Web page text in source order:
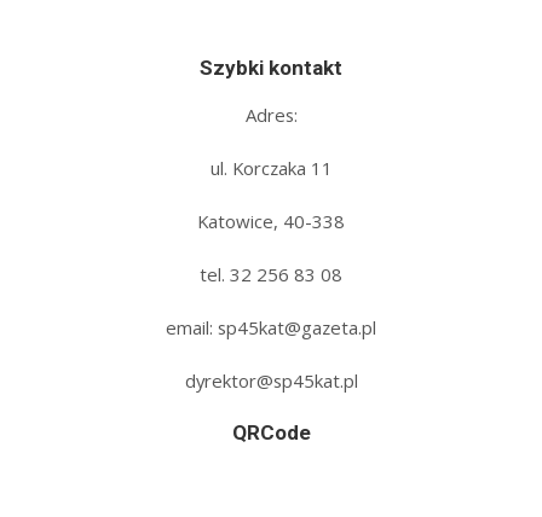
Szybki kontakt
Adres:
ul. Korczaka 11
Katowice, 40-338
tel. 32 256 83 08‬
email: sp45kat@gazeta.pl
dyrektor@sp45kat.pl
QRCode